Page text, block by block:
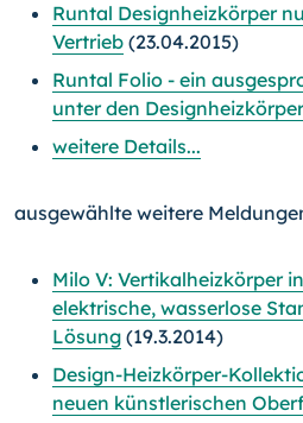
Runtal Designheizkörper
Vertrieb (23.04.2015)
Runtal Folio - ein
unter den
weitere Details...
ausgewählte weitere
Milo V: Vertikalheizkörper
elektrische, wasserlose
Lösung (19.3.2014)
Design-Heizkörper-
neuen künstlerischen